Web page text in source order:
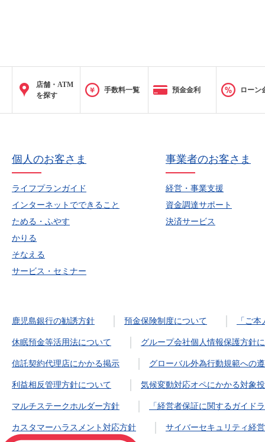
店舗・ATM
を探す
手数料一覧 預金金利 ローン
個人のお客さま
ライフプランガイド
インターネットでできること
ためる・ふやす
かりる
そなえる
サービス・セミナー
事業者のお客さま
経営・事業支援
資金調達サポート
決済サービス
鹿児島銀行の勧誘方針 預金保険制度について 「ご
休眠預金等活用法について グループ会社個人情報保護方針
信託契約代理店にかかる掲示 グローバル外為行動規範への
利益相反管理方針について 気候変動対応オペにかかる対象
マルチステークホルダー方針 「経営者保証に関するガイド
カスタマーハラスメント対応方針 サイバーセキュリティ経